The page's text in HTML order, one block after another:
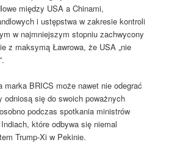
między USA a Chinami,
i ustępstwa w zakresie kontroli
w najmniejszym stopniu zachwycony
z maksymą Ławrowa, że ​​USA „nie
marka BRICS może nawet nie odegrać
odniosą się do swoich poważnych
podczas spotkania ministrów
które odbywa się niemal
Trump-Xi w Pekinie.